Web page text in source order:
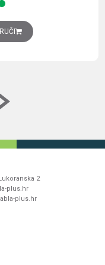
ploča V1000xŠ800mm,
2
plus.hr
plus.hr